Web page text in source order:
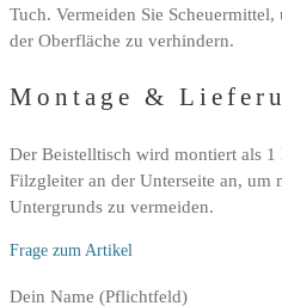
Tuch. Vermeiden Sie
der Oberfläche zu verhindern.
Montage &
Der Beistelltisch wird montiert als 1
Filzgleiter an der Unterseite an, um
Untergrunds zu vermeiden.
Frage zum Artikel
Bitte
Dein Name (Pflichtfeld)